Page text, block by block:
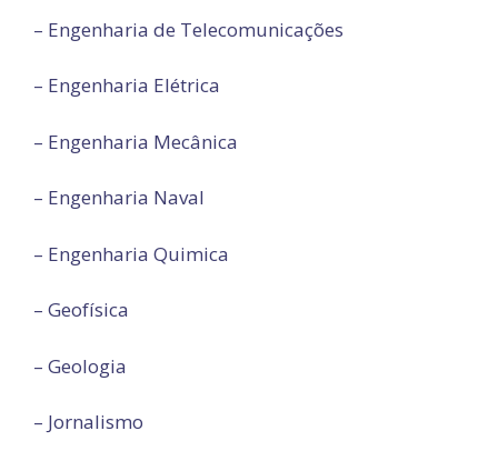
– Engenharia de Telecomunicações
– Engenharia Elétrica
– Engenharia Mecânica
– Engenharia Naval
– Engenharia Quimica
– Geofísica
– Geologia
– Jornalismo